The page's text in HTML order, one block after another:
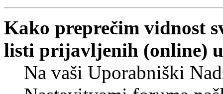
Kako preprečim vidnost
listi prijavljenih (online)
Na vaši Uporabniški